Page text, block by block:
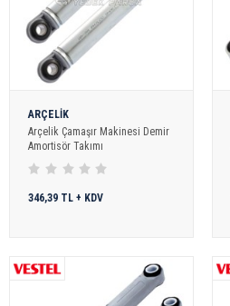
ARÇELİK
Arçelik Çamaşır Makinesi Demir
Amortisör Takımı
346,39 TL + KDV